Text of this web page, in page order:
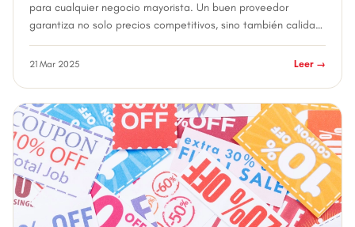
para cualquier negocio mayorista. Un buen proveedor
garantiza no solo precios competitivos, sino también calidad,
disponibilidad constante y un...
21 Mar 2025 Leer →